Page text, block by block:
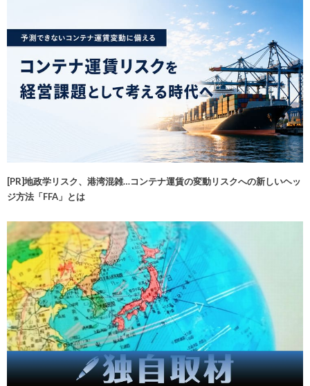
[PR]地政学リスク、港湾混雑…コンテナ運賃の変動リスクへの新しいヘッ
ジ方法「FFA」とは